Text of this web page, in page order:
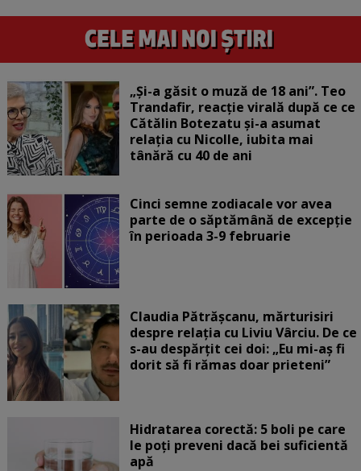
„Și-a găsit o muză de 18 ani”. Teo
Trandafir, reacție virală după ce ce
Cătălin Botezatu și-a asumat
relația cu Nicolle, iubita mai
tânără cu 40 de ani
Cinci semne zodiacale vor avea
parte de o săptămână de excepție
în perioada 3-9 februarie
Claudia Pătrășcanu, mărturisiri
despre relația cu Liviu Vârciu. De ce
s-au despărțit cei doi: „Eu mi-aș fi
dorit să fi rămas doar prieteni”
Hidratarea corectă: 5 boli pe care
le poți preveni dacă bei suficientă
apă